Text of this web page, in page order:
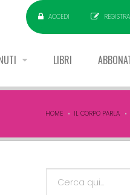
ACCEDI
LIBRI
HOME IL CORPO PARLA
Form di